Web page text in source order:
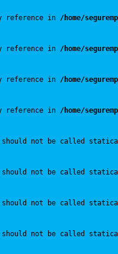
reference in /home/
reference in /home/
reference in /home/
reference in /home/
should not be called
should not be called
should not be called
should not be called